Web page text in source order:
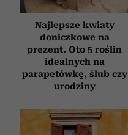
Najlepsze kwiaty
doniczkowe na
prezent. Oto 5 roślin
idealnych na
parapetówkę, ślub czy
urodziny